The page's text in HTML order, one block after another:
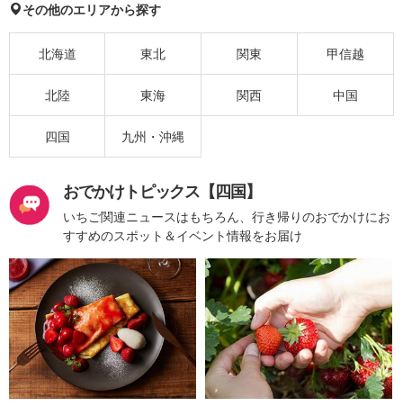
その他のエリアから探す
北海道 東北 関東 甲信越
北陸 東海 関西 中国
四国 九州・沖縄
おでかけトピックス【四国】
いちご関連ニュースはもちろん、行き帰りのおでかけにお
すすめのスポット＆イベント情報をお届け